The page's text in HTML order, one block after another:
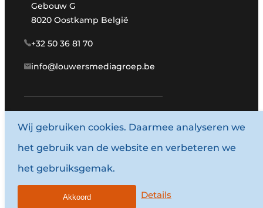
Gebouw G
8020 Oostkamp België
+32 50 36 81 70
info@louwersmediagroep.be
www.louwersmediagroep.com
© 1987 - 2026 Louwersmediagroep.
Algemene voorwaarden
Wij gebruiken cookies. Daarmee analyseren we
het gebruik van de website en verbeteren we
het gebruiksgemak.
Details
Akkoord